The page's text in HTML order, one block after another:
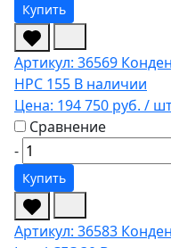
Купить
Артикул: 36569
HPC 155 В наличии
Цена: 194 750 руб. /
Сравнение
-
Купить
Артикул: 36583